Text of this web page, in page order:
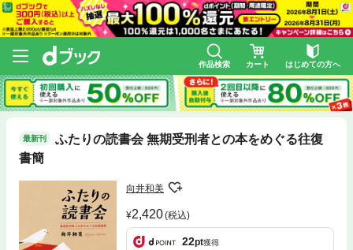
作品検索 カート はじめての方へ
最新刊
ふたりの読書会 無期受刑者との本をめぐる往復
書簡
向井和美
2,420(税込)
22pt獲得